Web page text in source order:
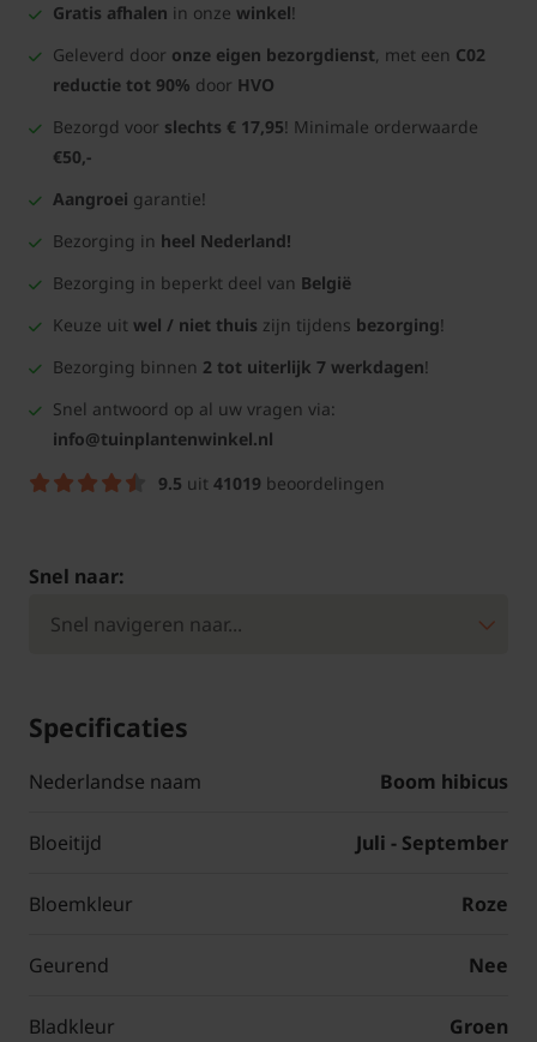
Gratis afhalen in onze winkel!
Geleverd door onze eigen bezorgdienst, met een C02
reductie tot 90% door HVO
Bezorgd voor slechts € 17,95! Minimale orderwaarde
€50,-
Aangroei garantie!
Bezorging in heel Nederland!
Bezorging in beperkt deel van België
Keuze uit wel / niet thuis zijn tijdens bezorging!
Bezorging binnen 2 tot uiterlijk 7 werkdagen!
Snel antwoord op al uw vragen via:
info@tuinplantenwinkel.nl
9.5 uit 41019 beoordelingen
Snel naar:
Specificaties
Nederlandse naam Boom hibicus
Bloeitijd Juli - September
Bloemkleur Roze
Geurend Nee
Bladkleur Groen